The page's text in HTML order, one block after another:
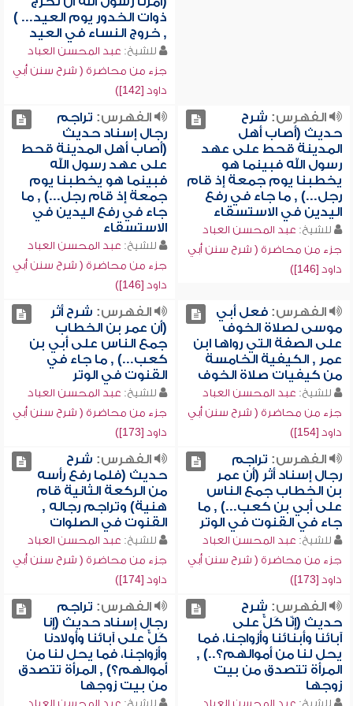
ذوات الخدور يوم العيد... )
, خروج النساء في العيد
للشيخ: عبد المحسن العباد
جزء من محاضرة ( شرح سنن أبي
داود [142])
الفهرس: شرح
حديث (أصاب أهل
المدينة قحط على عهد
رسول الله فبينما هو
يخطبنا يوم جمعة إذ قام
رجل...) , ما جاء في رفع
اليدين في الاستسقاء
للشيخ: عبد المحسن العباد
جزء من محاضرة ( شرح سنن أبي
داود [146])
الفهرس: تراجم
رجال إسناد حديث
(أصاب أهل المدينة قحط
على عهد رسول الله
فبينما هو يخطبنا يوم
جمعة إذ قام رجل...) , ما
جاء في رفع اليدين في
الاستسقاء
للشيخ: عبد المحسن العباد
جزء من محاضرة ( شرح سنن أبي
داود [146])
الفهرس:فعل أبي
موسى لصلاة الخوف
على الصفة التي رواها ابن
عمر , الكيفية الخامسة
من كيفيات صلاة الخوف
للشيخ: عبد المحسن العباد
جزء من محاضرة ( شرح سنن أبي
داود [154])
الفهرس: شرح أثر
(أن عمر بن الخطاب
جمع الناس على أبي بن
كعب...) , ما جاء في
القنوت في الوتر
للشيخ: عبد المحسن العباد
جزء من محاضرة ( شرح سنن أبي
داود [173])
الفهرس: تراجم
رجال إسناد أثر (أن عمر
بن الخطاب جمع الناس
على أبي بن كعب...) , ما
جاء في القنوت في الوتر
للشيخ: عبد المحسن العباد
جزء من محاضرة ( شرح سنن أبي
داود [173])
الفهرس: شرح
حديث (فلما رفع رأسه
من الركعة الثانية قام
هنية) وتراجم رجاله ,
القنوت في الصلوات
للشيخ: عبد المحسن العباد
جزء من محاضرة ( شرح سنن أبي
داود [174])
الفهرس: شرح
حديث (إنّا كَلٌّ على
آبائنا وأبنائنا وأزواجنا، فما
يحل لنا من أموالهم؟..) ,
المرأة تتصدق من بيت
زوجها
للشيخ: عبد المحسن العباد
الفهرس: تراجم
رجال إسناد حديث (إنا
كَلٌّ على آبائنا وأولادنا
وأزواجنا، فما يحل لنا من
أموالهم؟) , المرأة تتصدق
من بيت زوجها
للشيخ: عبد المحسن العباد